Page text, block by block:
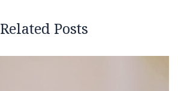
Related Posts